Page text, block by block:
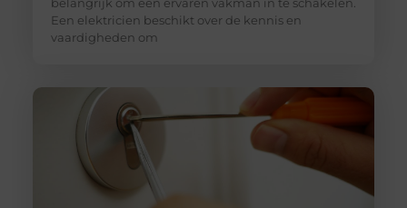
belangrijk om een ervaren vakman in te schakelen.
Een elektricien beschikt over de kennis en
vaardigheden om